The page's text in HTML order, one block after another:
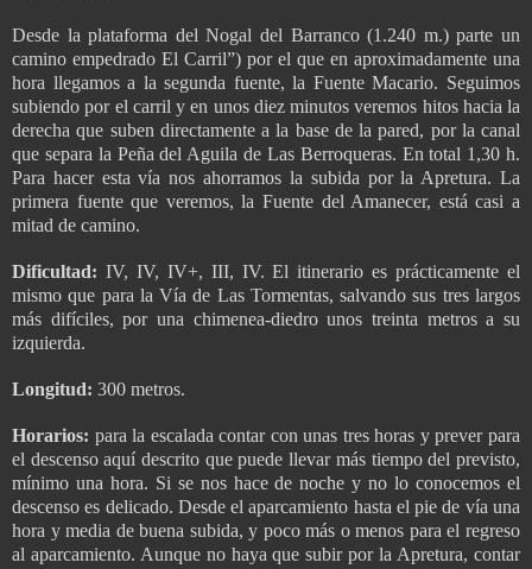
Desde la plataforma del Nogal del Barranco (1.240 m.) parte un
camino empedrado El Carril”) por el que en aproximadamente una
hora llegamos a la segunda fuente, la Fuente Macario. Seguimos
subiendo por el carril y en unos diez minutos veremos hitos hacia la
derecha que suben directamente a la base de la pared, por la canal
que separa la Peña del Aguila de Las Berroqueras. En total 1,30 h.
Para hacer esta vía nos ahorramos la subida por la Apretura. La
primera fuente que veremos, la Fuente del Amanecer, está casi a
mitad de camino.
Dificultad: IV, IV, IV+, III, IV. El itinerario es prácticamente el
mismo que para la Vía de Las Tormentas, salvando sus tres largos
más difíciles, por una chimenea-diedro unos treinta metros a su
izquierda.
Longitud: 300 metros.
Horarios: para la escalada contar con unas tres horas y prever para
el descenso aquí descrito que puede llevar más tiempo del previsto,
mínimo una hora. Si se nos hace de noche y no lo conocemos el
descenso es delicado. Desde el aparcamiento hasta el pie de vía una
hora y media de buena subida, y poco más o menos para el regreso
al aparcamiento. Aunque no haya que subir por la Apretura, contar